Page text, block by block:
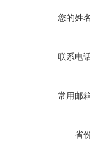
您的姓
联系电
常用邮
省